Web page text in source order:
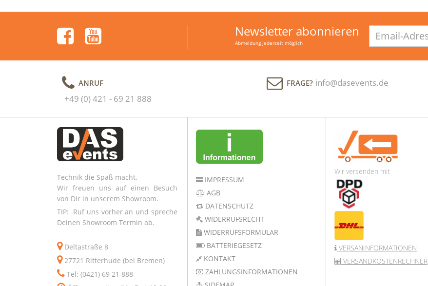
Newsletter abonnieren
Abmeldung jederzeit möglich
Adresse
ANRUF
+49 (0) 421 - 69 21 888
FRAGE? info@dasevents.de
Technik die Spaß macht.
Wir freuen uns auf einen Besuch
von Dir in unserem Showroom.
TIP: Ruf uns vorher an und spreche
Deinen Showroom Termin ab.
Deltastraße 8
27721 Ritterhude (bei Bremen)
Tel: (0421) 69 21 888
IMPRESSUM
AGB
DATENSCHUTZ
WIDERRUFSRECHT
WIDERRUFSFORMULAR
BATTERIEGESETZ
KONTAKT
ZAHLUNGSINFORMATIONEN
Wir versenden mit
VERSANINFORMATIONEN
VERSANDKOSTENRECHNER